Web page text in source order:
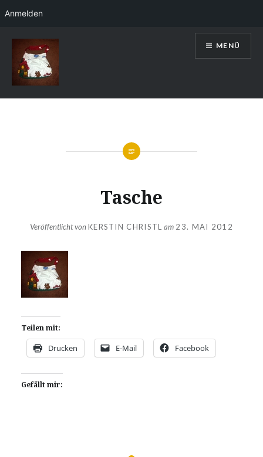
Inhalt
Kerstin Christl
MENÜ
Tasche
Veröffentlicht vonKERSTIN CHRISTL am 23. MAI 2012
Teilen mit:
Drucken E-Mail Facebook
Gefällt mir:
Anmelden